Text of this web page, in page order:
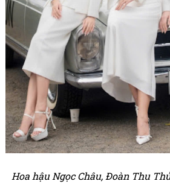
Hoa hậu Ngọc Châu, Đoàn Thu